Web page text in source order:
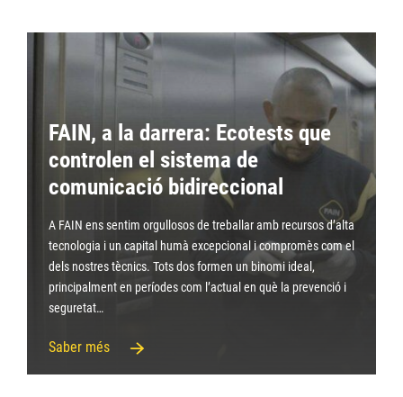
FAIN, a la darrera: Ecotests que
controlen el sistema de
comunicació bidireccional
A FAIN ens sentim orgullosos de treballar amb recursos d’alta
tecnologia i un capital humà excepcional i compromès com el
dels nostres tècnics. Tots dos formen un binomi ideal,
principalment en períodes com l’actual en què la prevenció i
seguretat…
Saber més